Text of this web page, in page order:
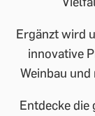
Ergänzt wird
innovative
Weinbau
Entdecke die